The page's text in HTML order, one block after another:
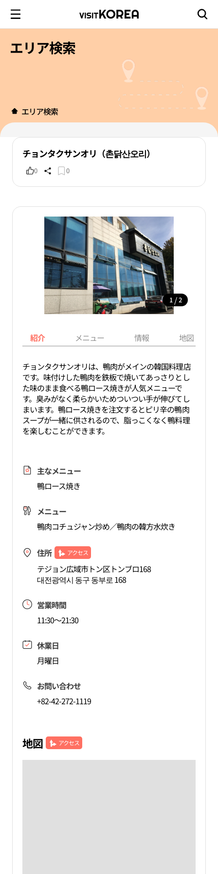
エリア検索
エリア検索
チョンタクサンオリ（촌닭산오리）
0 0
1 / 2
紹介 メニュー 情報 地図
チョンタクサンオリは、鴨肉がメインの韓国料理店
です。味付けした鴨肉を鉄板で焼いてあっさりとし
た味のまま食べる鴨ロース焼きが人気メニューで
す。臭みがなく柔らかいためついつい手が伸びてし
まいます。鴨ロース焼きを注文するとピリ辛の鴨肉
スープが一緒に供されるので、脂っこくなく鴨料理
を楽しむことができます。
主なメニュー
鴨ロース焼き
メニュー
鴨肉コチュジャン炒め／鴨肉の韓方水炊き
住所 アクセス
テジョン広域市トン区トンブロ168
대전광역시 동구 동부로 168
営業時間
11:30～21:30
休業日
月曜日
お問い合わせ
+82-42-272-1119
地図 アクセス